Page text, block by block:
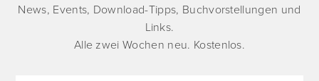
News, Events, Download-Tipps, Buchvorstellungen und
Links.
Alle zwei Wochen neu. Kostenlos.